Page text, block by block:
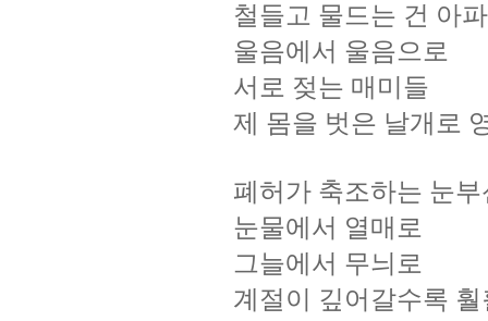
철들고 물드는 건 아파
울음에서 울음으로
서로 젖는 매미들
제 몸을 벗은 날개로
폐허가 축조하는 눈
눈물에서 열매로
그늘에서 무늬로
계절이 깊어갈수록